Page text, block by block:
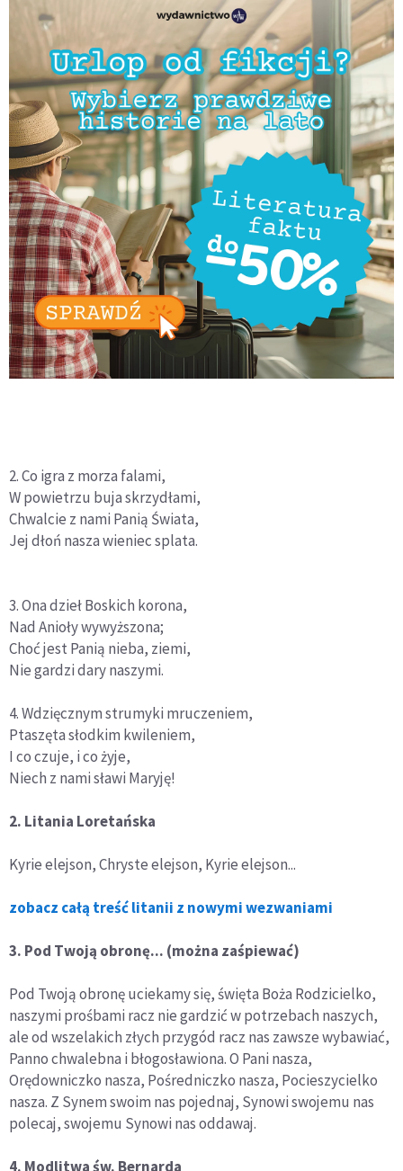
2. Co igra z morza falami,
W powietrzu buja skrzydłami,
Chwalcie z nami Panią Świata,
Jej dłoń nasza wieniec splata.
3. Ona dzieł Boskich korona,
Nad Anioły wywyższona;
Choć jest Panią nieba, ziemi,
Nie gardzi dary naszymi.
4. Wdzięcznym strumyki mruczeniem,
Ptaszęta słodkim kwileniem,
I co czuje, i co żyje,
Niech z nami sławi Maryję!
2. Litania Loretańska
Kyrie elejson, Chryste elejson, Kyrie elejson...
zobacz całą treść litanii z nowymi wezwaniami
3. Pod Twoją obronę... (można zaśpiewać)
Pod Twoją obronę uciekamy się, święta Boża Rodzicielko,
naszymi prośbami racz nie gardzić w potrzebach naszych,
ale od wszelakich złych przygód racz nas zawsze wybawiać,
Panno chwalebna i błogosławiona. O Pani nasza,
Orędowniczko nasza, Pośredniczko nasza, Pocieszycielko
nasza. Z Synem swoim nas pojednaj, Synowi swojemu nas
polecaj, swojemu Synowi nas oddawaj.
4. Modlitwa św. Bernarda